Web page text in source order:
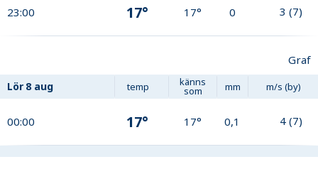
23:00 17° 17° 0 3 (7)
Graf
Lör 8 aug temp känns
som mm m/s (by)
00:00 17° 17° 0,1 4 (7)